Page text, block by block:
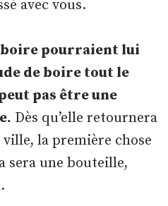
avec vous.
boire pourraient lui
de boire tout le
pas être une
Dès qu’elle retournera
la première chose
sera une bouteille,